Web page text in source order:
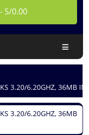
S/0.00
3.20/6.20GHZ, 36MB